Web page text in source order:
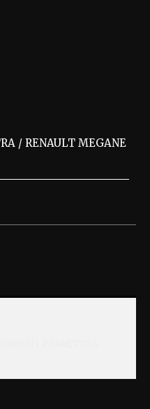
/ RENAULT MEGANE